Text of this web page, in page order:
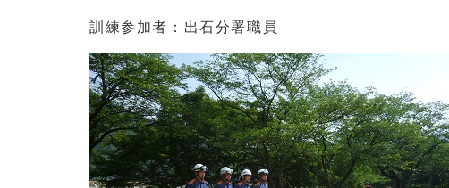
訓練参加者：出石分署職員